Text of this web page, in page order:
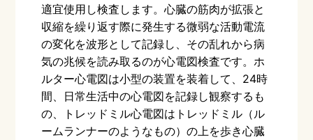
適宜使用し検査します。心臓の筋肉が拡張と
収縮を繰り返す際に発生する微弱な活動電流
の変化を波形として記録し、その乱れから病
気の兆候を読み取るのが心電図検査です。ホ
ルター心電図は小型の装置を装着して、 24時
間、日常生活中の心電図を記録し観察するも
の、トレッドミル心電図はトレッドミル（ル
ームランナーのようなもの）の上を歩き心臓